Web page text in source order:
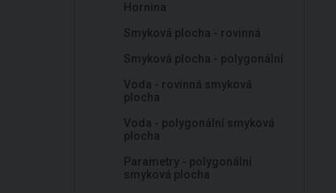
Hornina
Smyková plocha - rovinná
Smyková plocha - polygonální
Voda - rovinná smyková
plocha
Voda - polygonální smyková
plocha
Parametry - polygonální
smyková plocha